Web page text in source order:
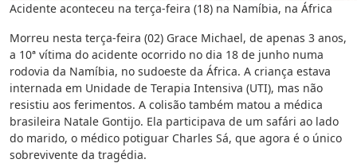
Acidente aconteceu na terça-feira (18) na Namíbia, na África
Morreu nesta terça-feira (02) Grace Michael, de apenas 3 anos,
a 10ª vítima do acidente ocorrido no dia 18 de junho numa
rodovia da Namíbia, no sudoeste da África. A criança estava
internada em Unidade de Terapia Intensiva (UTI), mas não
resistiu aos ferimentos. A colisão também matou a médica
brasileira Natale Gontijo. Ela participava de um safári ao lado
do marido, o médico potiguar Charles Sá, que agora é o único
sobrevivente da tragédia.